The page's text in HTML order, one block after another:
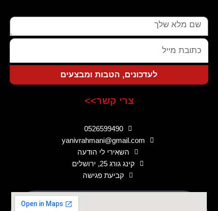
שם
כתובת
מייל
לעדכונים, הטבות ומבצעים
צרי קשר>>
0526599490
yanivrahmani@gmail.com
השאירי לי הודעה
קינג גורג 25, ירושלים
קביעת פגישה